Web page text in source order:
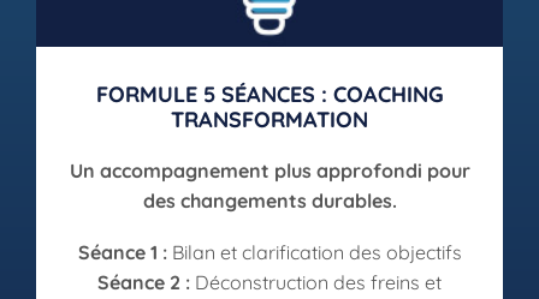
FORMULE 5 SÉANCES : COACHING
TRANSFORMATION
Un accompagnement plus approfondi pour
des changements durables.
Séance 1 :Bilan et clarification des objectifs
Séance 2 : Déconstruction des freins et